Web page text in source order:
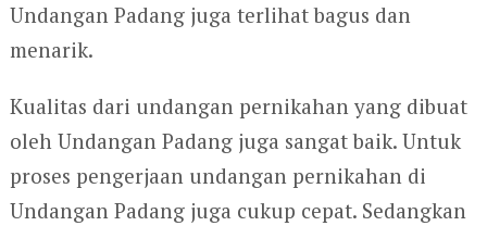
Undangan Padang juga terlihat bagus dan
menarik.
Kualitas dari undangan pernikahan yang dibuat
oleh Undangan Padang juga sangat baik. Untuk
proses pengerjaan undangan pernikahan di
Undangan Padang juga cukup cepat. Sedangkan